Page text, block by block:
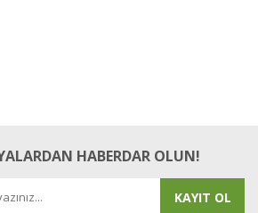
HABERDAR OLUN!
KAYIT OL